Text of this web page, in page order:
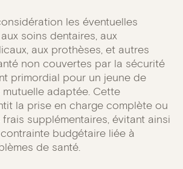
les éventuelles
soins dentaires, aux
aux prothèses, et autres
non couvertes par la sécurité
primordial pour un jeune de
adaptée. Cette
la prise en charge complète ou
supplémentaires, évitant ainsi
budgétaire liée à
de santé.